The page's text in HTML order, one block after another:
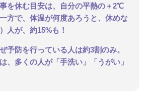
を休む目安は、自分の平熱の＋2℃
方で、体温が何度あろうと、休めな
人が、約15%も！
予防を行っている人は約3割のみ。
、多くの人が「手洗い」「うがい」